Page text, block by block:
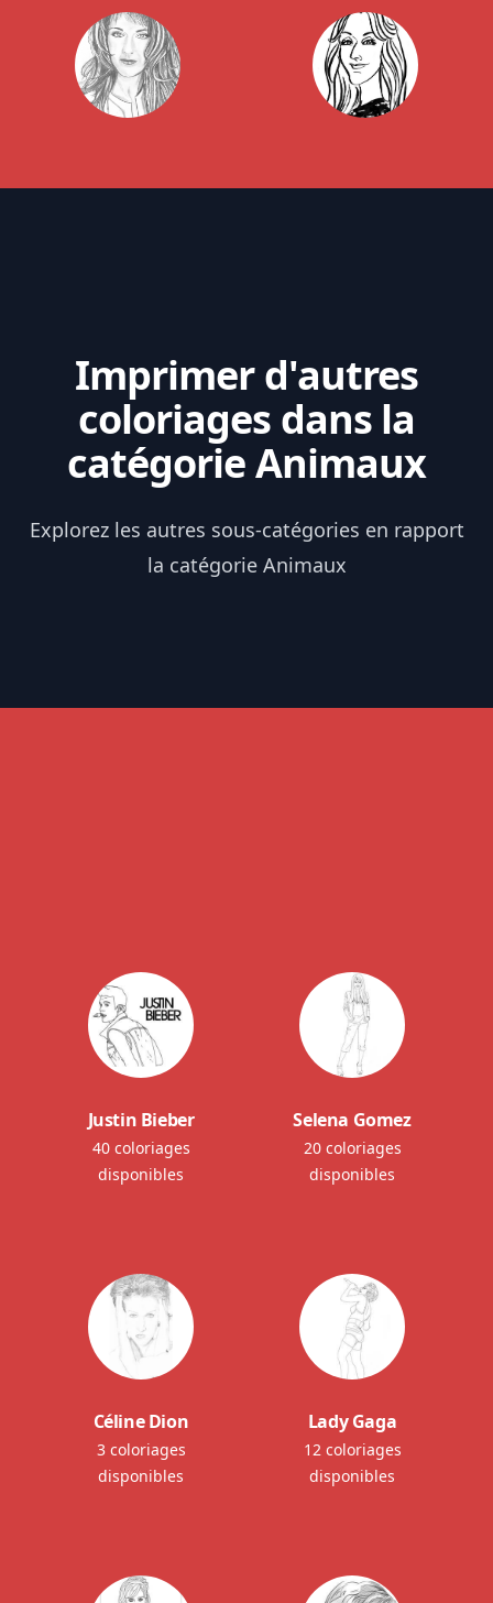
Imprimer d'autres
coloriages dans la
catégorie Animaux
Explorez les autres sous-catégories en rapport
la catégorie Animaux
Justin Bieber
40 coloriages
disponibles
Selena Gomez
20 coloriages
disponibles
Céline Dion
3 coloriages
disponibles
Lady Gaga
12 coloriages
disponibles